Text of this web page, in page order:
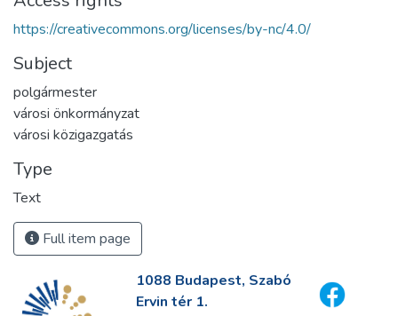
https://creativecommons.org/licenses/by-nc/4.0/
Subject
polgármester
városi önkormányzat
városi közigazgatás
Type
Text
Full item page
1088 Budapest, Szabó
Ervin tér 1.